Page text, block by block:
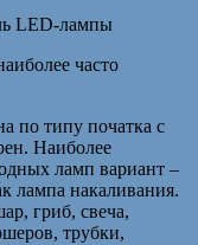
часто
по типу початка с
Наиболее
ламп вариант –
лампа накаливания.
гриб, свеча,
трубки,